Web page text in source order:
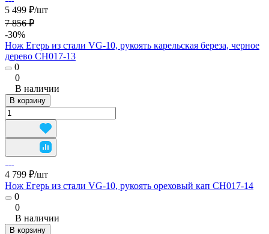
5 499 ₽/шт
7 856 ₽
-30%
Нож Егерь из стали VG-10, рукоять карельская береза, черное
дерево CH017-13
0
0
В наличии
В корзину
4 799 ₽/шт
Нож Егерь из стали VG-10, рукоять ореховый кап CH017-14
0
0
В наличии
В корзину